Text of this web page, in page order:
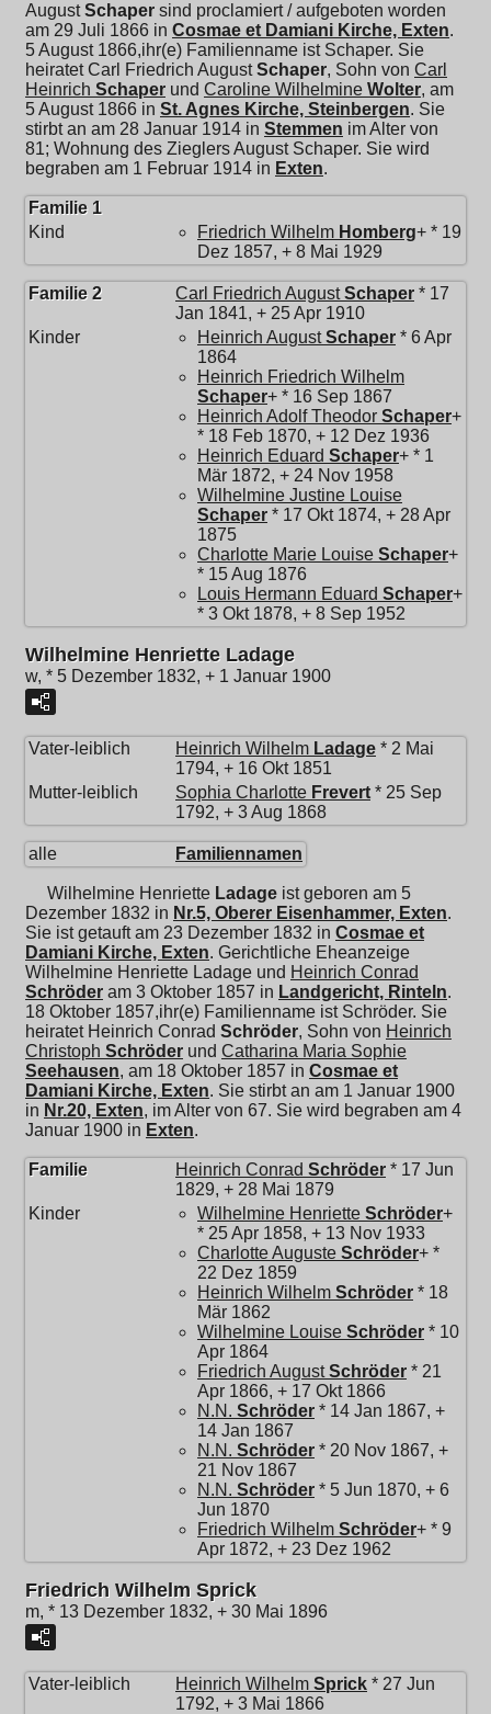
August Schaper sind proclamiert / aufgeboten worden
am 29 Juli 1866 in Cosmae et Damiani Kirche, Exten.
5 August 1866,ihr(e) Familienname ist Schaper. Sie
heiratetCarl Friedrich August Schaper, Sohn von Carl
Heinrich Schaper und Caroline Wilhelmine Wolter, am
5 August 1866 in St. Agnes Kirche, Steinbergen. Sie
stirbt an am 28 Januar 1914 in Stemmen im Alter von
81; Wohnung des Zieglers August Schaper. Sie wird
begraben am 1 Februar 1914 in Exten.
Familie 1
Kind
Friedrich Wilhelm Homberg+ * 19
Dez 1857, + 8 Mai 1929
Familie 2 Carl Friedrich August Schaper * 17
Jan 1841, + 25 Apr 1910
Kinder
Heinrich August Schaper * 6 Apr
1864
Heinrich Friedrich Wilhelm
Schaper+ * 16 Sep 1867
Heinrich Adolf Theodor Schaper+
* 18 Feb 1870, + 12 Dez 1936
Heinrich Eduard Schaper+ * 1
Mär 1872, + 24 Nov 1958
Wilhelmine Justine Louise
Schaper * 17 Okt 1874, + 28 Apr
1875
Charlotte Marie Louise Schaper+
* 15 Aug 1876
Louis Hermann Eduard Schaper+
* 3 Okt 1878, + 8 Sep 1952
Wilhelmine Henriette Ladage
w, * 5 Dezember 1832, + 1 Januar 1900
Vater-leiblich Heinrich Wilhelm Ladage * 2 Mai
1794, + 16 Okt 1851
Mutter-leiblich
Sophia Charlotte Frevert * 25 Sep
1792, + 3 Aug 1868
alle Familiennamen
Wilhelmine Henriette Ladage ist geboren am 5
Dezember 1832 in Nr.5, Oberer Eisenhammer, Exten.
Sie ist getauft am 23 Dezember 1832 in Cosmae et
Damiani Kirche, Exten. Gerichtliche Eheanzeige
Wilhelmine Henriette Ladage und Heinrich Conrad
Schröder am 3 Oktober 1857 in Landgericht, Rinteln.
18 Oktober 1857,ihr(e) Familienname ist Schröder. Sie
heiratet Heinrich Conrad Schröder, Sohn von Heinrich
Christoph Schröder und Catharina Maria Sophie
Seehausen, am 18 Oktober 1857 in Cosmae et
Damiani Kirche, Exten. Sie stirbt an am 1 Januar 1900
in Nr.20, Exten, im Alter von 67. Sie wird begraben am 4
Januar 1900 in Exten.
Familie Heinrich Conrad Schröder * 17 Jun
1829, + 28 Mai 1879
Kinder
Wilhelmine Henriette Schröder+
* 25 Apr 1858, + 13 Nov 1933
Charlotte Auguste Schröder+ *
22 Dez 1859
Heinrich Wilhelm Schröder * 18
Mär 1862
Wilhelmine Louise Schröder * 10
Apr 1864
Friedrich August Schröder * 21
Apr 1866, + 17 Okt 1866
N.N. Schröder * 14 Jan 1867, +
14 Jan 1867
N.N. Schröder * 20 Nov 1867, +
21 Nov 1867
N.N. Schröder * 5 Jun 1870, + 6
Jun 1870
Friedrich Wilhelm Schröder+ * 9
Apr 1872, + 23 Dez 1962
Friedrich Wilhelm Sprick
m, * 13 Dezember 1832, + 30 Mai 1896
Vater-leiblich Heinrich Wilhelm Sprick * 27 Jun
1792, + 3 Mai 1866